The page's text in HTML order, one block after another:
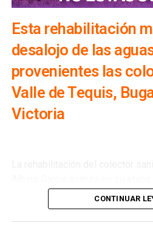
Esta rehabilitación
desalojo de las
provenientes las
Valle de Tequis,
Victoria
pavimentación por parte de la
del Ayuntamiento de San Luis
Interapasconcluyó la
CONTINUAR